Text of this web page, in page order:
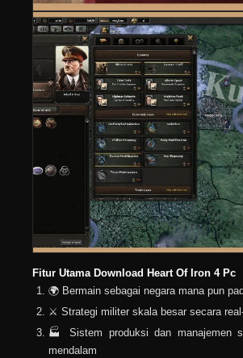
Fitur Utama Download Heart Of Iron 4 Pc
🌍 Bermain sebagai negara mana pun
⚔️ Strategi militer skala besar secara
🏭 Sistem produksi dan manajemen
mendalam